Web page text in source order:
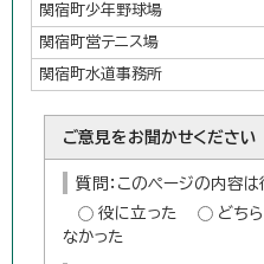
関宿町少年野球場
関宿町営テニス場
関宿町水道事務所
ご意見をお聞かせください
質問：このページの内容
役に立った
どち
なかった